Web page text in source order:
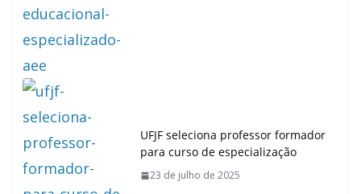
UFJF seleciona professor formador
para curso de especialização
23 de julho de 2025